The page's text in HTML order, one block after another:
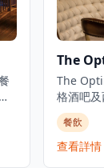
The
The
格酒吧
正宗慷
提供新鮮
小食，採
餐飲
查看詳情